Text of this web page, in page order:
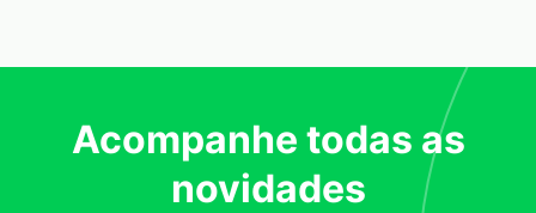
Acompanhe todas as
novidades